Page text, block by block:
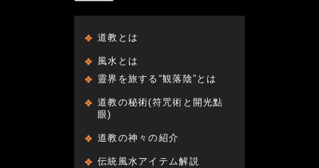
道教とは
風水とは
靈界を旅する“観落陰”とは
道教の秘術(符咒術と開光點
眼)
道教の神々の紹介
伝統風水アイテム解説